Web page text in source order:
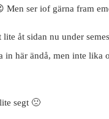
Men ser iof gärna fram
åt sidan nu under
in här ändå, men inte lika
segt 🙁